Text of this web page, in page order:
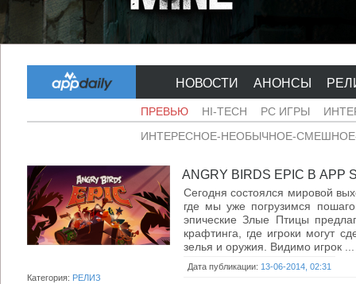
НОВОСТИ АНОНСЫ
ПРЕВЬЮ HI-TECH PC ИГРЫ
ИНТЕРЕСНОЕ-НЕОБЫЧНОЕ-
ANGRY BIRDS EPIC В
Сегодня состоялся мировой
где мы уже погрузимся
эпические Злые Птицы
крафтинга, где игроки могут
зелья и оружия. Видимо игрок ...
Дата публикации: 13-06-2014, 02:31
Категория: РЕЛИЗ